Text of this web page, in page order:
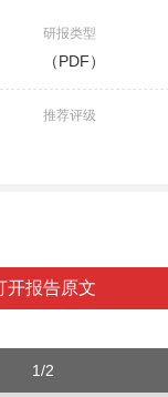
研报类型
（PDF）
推荐评级
开报告原文
1/2